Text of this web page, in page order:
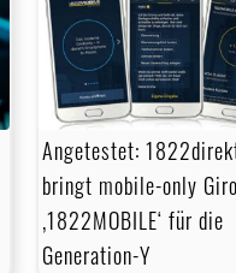
Angetestet:
bringt mobile-only
‚1822MOBILE‘ für die
Generation-Y